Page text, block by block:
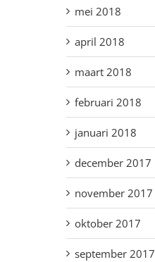
mei 2018
april 2018
maart 2018
februari 2018
januari 2018
december 2017
november 2017
oktober 2017
september 2017